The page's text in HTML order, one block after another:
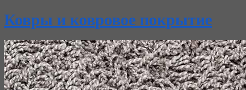
Ковры и ковровое покрытие